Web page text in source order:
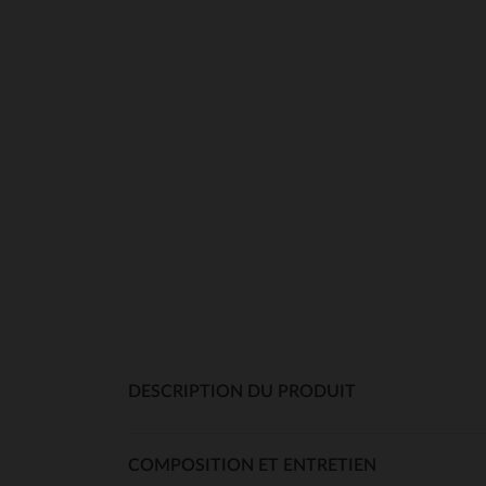
DESCRIPTION DU PRODUIT
COMPOSITION ET ENTRETIEN